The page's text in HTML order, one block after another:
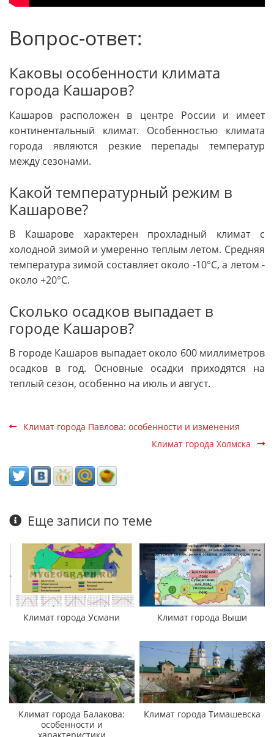
Вопрос-ответ:
Каковы особенности климата
города Кашаров?
Кашаров расположен в центре России и имеет
континентальный климат. Особенностью климата
города являются резкие перепады температур
между сезонами.
Какой температурный режим в
Кашарове?
В Кашарове характерен прохладный климат с
холодной зимой и умеренно теплым летом. Средняя
температура зимой составляет около -10°C, а летом -
около +20°C.
Сколько осадков выпадает в
городе Кашаров?
В городе Кашаров выпадает около 600 миллиметров
осадков в год. Основные осадки приходятся на
теплый сезон, особенно на июль и август.
Климат города Павлова: особенности и изменения
Климат города Холмска
Еще записи по теме
Климат города Усмани Климат города Выши
Климат города Балакова:
особенности и
Климат города Тимашевска